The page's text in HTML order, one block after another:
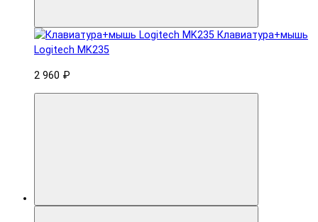
Клавиатура+мышь
Logitech MK235
2 960 ₽